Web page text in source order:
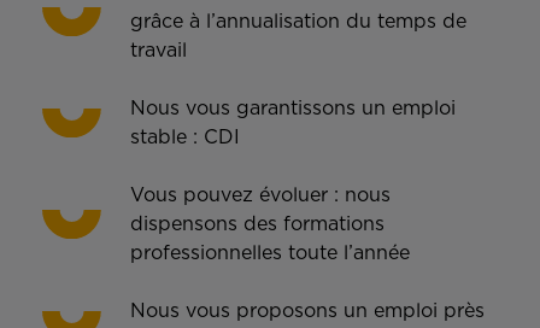
grâce à l’annualisation du temps de
travail
Nous vous garantissons un emploi
stable : CDI
Vous pouvez évoluer : nous
dispensons des formations
professionnelles toute l’année
Nous vous proposons un emploi près